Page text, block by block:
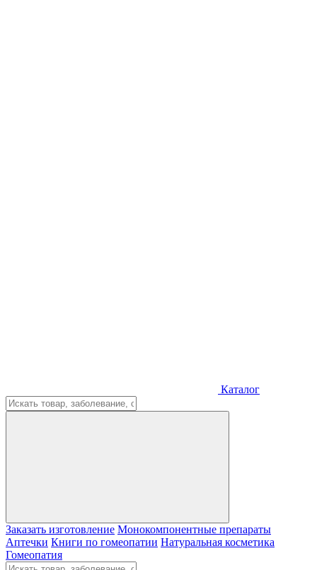
Каталог
Заказать изготовление Монокомпонентные препараты
Аптечки Книги по гомеопатии Натуральная косметика
Гомеопатия